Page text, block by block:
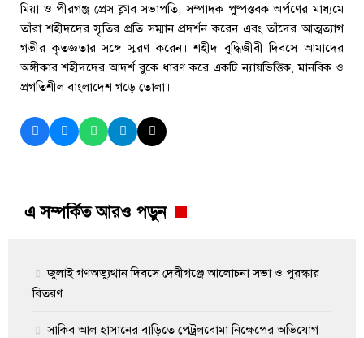
মিয়া ও পীরগঞ্জ প্রেস ক্লাব সভাপতি, সম্পাদক পুষ্পস্তবক অর্পণের মাধ্যমে
তাঁরা শহীদদের স্মৃতির প্রতি সম্মান প্রদর্শন করেন এবং তাঁদের আত্মত্যাগ
গভীর কৃতজ্ঞতার সঙ্গে স্মরণ করেন। শহীদ বুদ্ধিজীবী দিবসে আমাদের
অঙ্গীকার শহীদদের আদর্শ বুকে ধারণ করে একটি ন্যায়ভিত্তিক, মানবিক ও
প্রগতিশীল বাংলাদেশ গড়ে তোলা।
এ সম্পর্কিত আরও পড়ুন
জুলাই গণঅভ্যুত্থান দিবসে দেবীগঞ্জে আলোচনা সভা ও পুরস্কার
বিতরণ
সাকিব আল হাসানের বাড়িতে পেট্রলবোমা নিক্ষেপের অভিযোগ